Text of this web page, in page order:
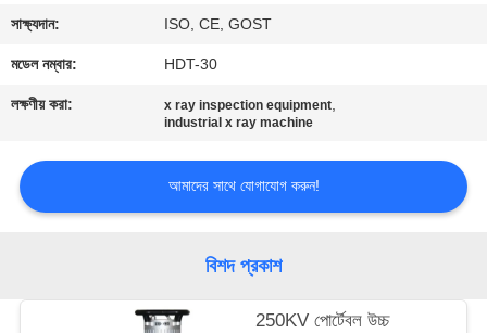
যোগাযোগ
করুন
জন্য
আবেদন
ম্যাপ
সাক্ষ্যদান: ISO, CE, GOST
মডেল নম্বার: HDT-30
লক্ষণীয় করা: x ray inspection equipment,
industrial x ray machine
আমাদের সাথে যোগাযোগ করুন!
বিশদ প্রকাশ
250KV পোর্টেবল উচ্চ